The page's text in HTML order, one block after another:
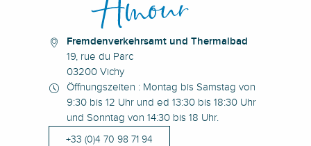
Fremdenverkehrsamt und Thermalbad
19, rue du Parc
03200 Vichy
Öffnungszeiten : Montag bis Samstag von
9:30 bis 12 Uhr und ed 13:30 bis 18:30 Uhr
und Sonntag von 14:30 bis 18 Uhr.
+33 (0)4 70 98 71 94